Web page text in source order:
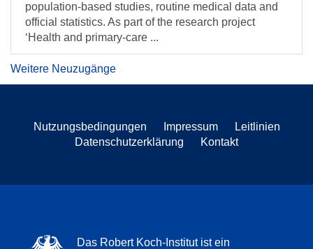
population-based studies, routine medical data and
official statistics. As part of the research project
‘Health and primary-care ...
Weitere Neuzugänge
Nutzungsbedingungen Impressum
Leitlinien
Datenschutzerklärung
Kontakt
Das Robert Koch-Institut ist ein